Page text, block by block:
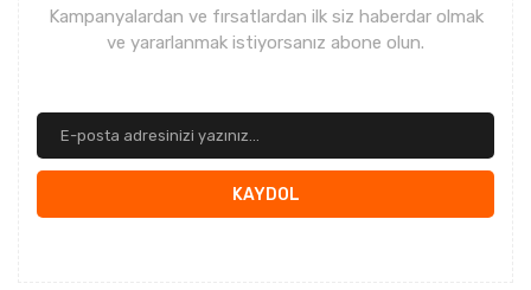
Kampanyalardan ve fırsatlardan ilk siz haberdar olmak
ve yararlanmak istiyorsanız abone olun.
KAYDOL